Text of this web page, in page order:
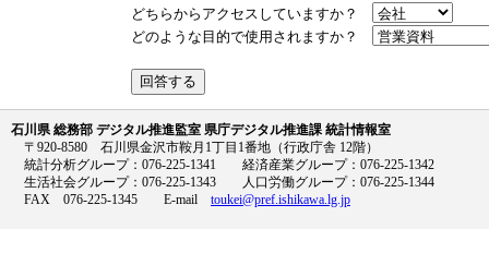
どちらからアクセスしていますか？
どのような目的で使用されますか？
石川県 総務部 デジタル推進監室 県庁デジタル推進課 統計情報室
〒920-8580 石川県金沢市鞍月1丁目1番地（行政庁舎 12階）
統計分析グループ：076-225-1341 経済産業グループ：076-225-1342
生活社会グループ：076-225-1343 人口労働グループ：076-225-1344
FAX 076-225-1345 E-mail toukei@pref.ishikawa.lg.jp